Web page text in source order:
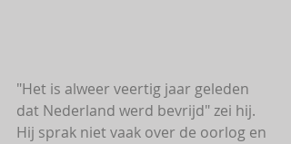
"Het is alweer veertig jaar geleden
dat Nederland werd bevrijd" zei hij.
Hij sprak niet vaak over de oorlog en